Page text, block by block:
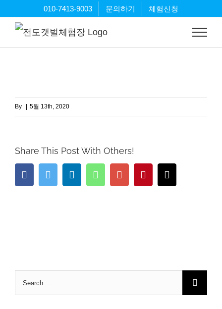
content
010-7413-9003 문의하기 체험신청
By 5월 13th, 2020
Share This Post With Others!
Facebook
Twitter LinkedInWhatsapp
Google+Pinterest
Search